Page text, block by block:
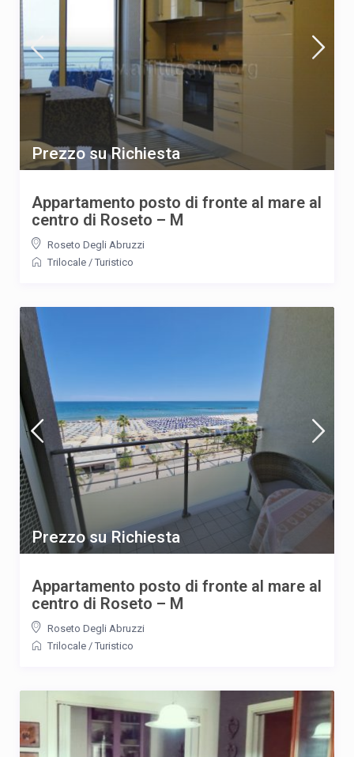
Prezzo su Richiesta
Appartamento posto di fronte al mare al
centro di Roseto – M
Roseto Degli Abruzzi
Trilocale / Turistico
Prezzo su Richiesta
Appartamento posto di fronte al mare al
centro di Roseto – M
Roseto Degli Abruzzi
Trilocale / Turistico